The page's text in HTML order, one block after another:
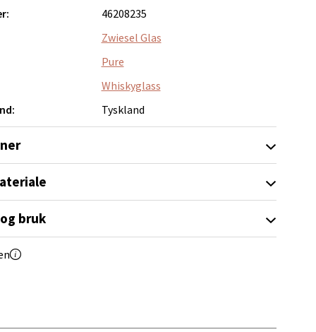
46208235
Zwiesel Glas
Pure
Whiskyglass
Tyskland
bruk